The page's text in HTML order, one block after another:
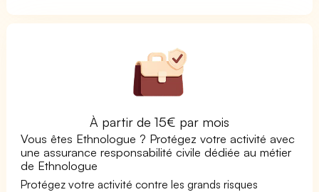
À partir de 15€ par mois
Vous êtes Ethnologue ? Protégez votre activité avec
une assurance responsabilité civile dédiée au métier
de Ethnologue
Protégez votre activité contre les grands risques